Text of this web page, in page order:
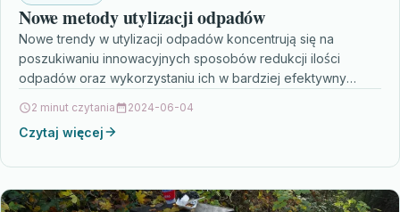
Nowe metody utylizacji odpadów
Nowe trendy w utylizacji odpadów koncentrują się na
poszukiwaniu innowacyjnych sposobów redukcji ilości
odpadów oraz wykorzystaniu ich w bardziej efektywny
2 minut czytania 2024-06-04
Czytaj więcej